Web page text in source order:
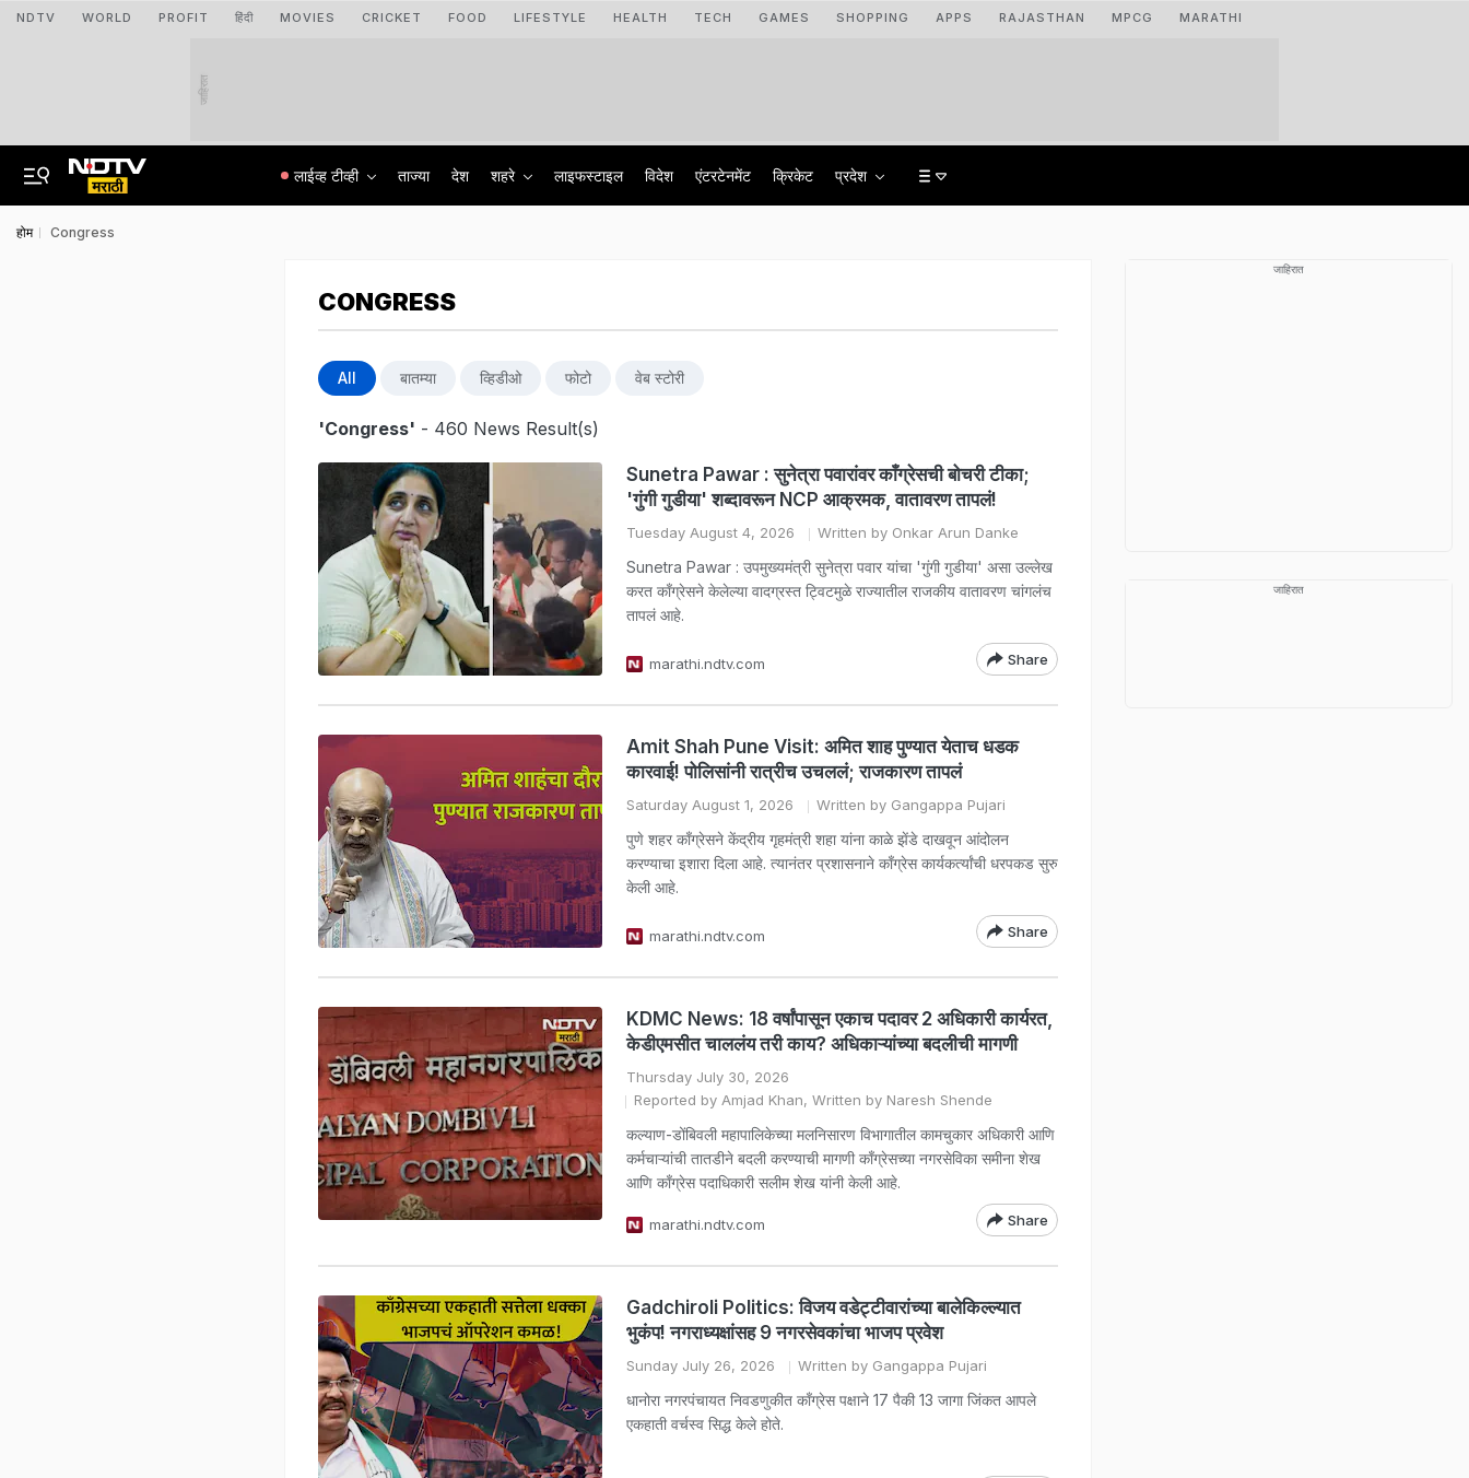
NDTV WORLD PROFIT हिंदी MOVIES CRICKET FOOD LIFESTYLE HEALTH TECH GAMES SHOPPING APPS RAJASTHAN MPCG MARATHI
जाहिरात
लाईव्ह टीव्ही ताज्या देश शहरे लाइफस्टाइल विदेश एंटरटेनमेंट क्रिकेट प्रदेश
होम Congress
CONGRESS
All बातम्या व्हिडीओ फोटो वेब स्टोरी
'Congress' - 460 News Result(s)
Sunetra Pawar : सुनेत्रा पवारांवर काँग्रेसची बोचरी टीका;
'गुंगी गुडीया' शब्दावरून NCP आक्रमक, वातावरण तापलं!
Tuesday August 4, 2026 Written by Onkar Arun Danke
Sunetra Pawar : उपमुख्यमंत्री सुनेत्रा पवार यांचा 'गुंगी गुडीया' असा उल्लेख
करत काँग्रेसने केलेल्या वादग्रस्त ट्विटमुळे राज्यातील राजकीय वातावरण चांगलंच
तापलं आहे.
marathi.ndtv.com Share
Amit Shah Pune Visit: अमित शाह पुण्यात येताच धडक
कारवाई! पोलिसांनी रात्रीच उचललं; राजकारण तापलं
Saturday August 1, 2026 Written by Gangappa Pujari
पुणे शहर काँग्रेसने केंद्रीय गृहमंत्री शहा यांना काळे झेंडे दाखवून आंदोलन
करण्याचा इशारा दिला आहे. त्यानंतर प्रशासनाने काँग्रेस कार्यकर्त्यांची धरपकड सुरु
केली आहे.
marathi.ndtv.com Share
KDMC News: 18 वर्षांपासून एकाच पदावर 2 अधिकारी कार्यरत,
केडीएमसीत चाललंय तरी काय? अधिकाऱ्यांच्या बदलीची मागणी
Thursday July 30, 2026
Reported by Amjad Khan, Written by Naresh Shende
कल्याण-डोंबिवली महापालिकेच्या मलनिसारण विभागातील कामचुकार अधिकारी आणि
कर्मचाऱ्यांची तातडीने बदली करण्याची मागणी काँग्रेसच्या नगरसेविका समीना शेख
आणि काँग्रेस पदाधिकारी सलीम शेख यांनी केली आहे.
marathi.ndtv.com Share
Gadchiroli Politics: विजय वडेट्टीवारांच्या बालेकिल्ल्यात
भुकंप! नगराध्यक्षांसह 9 नगरसेवकांचा भाजप प्रवेश
Sunday July 26, 2026 Written by Gangappa Pujari
धानोरा नगरपंचायत निवडणुकीत काँग्रेस पक्षाने 17 पैकी 13 जागा जिंकत आपले
एकहाती वर्चस्व सिद्ध केले होते.
जाहिरात
जाहिरात